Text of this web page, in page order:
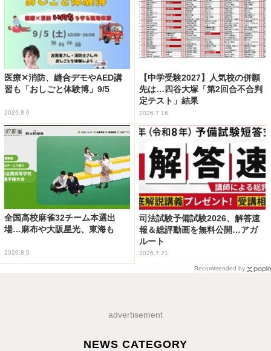
医療✕消防、縫合デモやAED講
習も「おしごと体験博」9/5
2026.8.6
【中学受験2027】人気校の併願
先は…四谷大塚「第2回合不合判
定テスト」結果
2026.7.16
全国高校麻雀32チーム本選出
場…麻布や大阪星光、東海も
2026.8.5
司法試験予備試験2026、解答速
報＆総評動画を無料公開…アガ
ルート
2026.7.21
Recommended by
advertisement
NEWS CATEGORY